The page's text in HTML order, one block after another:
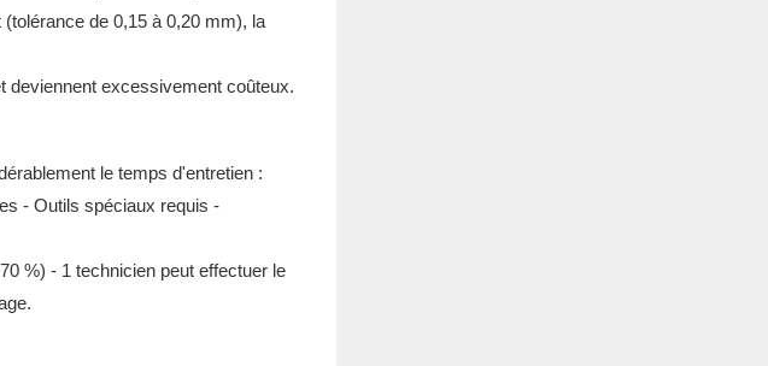
de 0,15 à 0,20 mm), la
excessivement coûteux.
le temps d'entretien :
- Outils spéciaux requis -
%) - 1 technicien peut effectuer le